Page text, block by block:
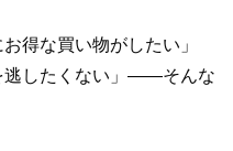
得な買い物がしたい」
逃したくない」――そんな